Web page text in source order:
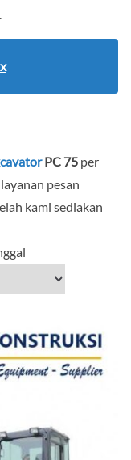
PC 75 per
pesan
kami sediakan